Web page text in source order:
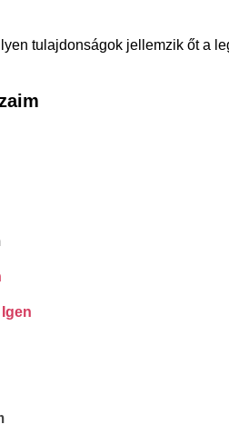
tulajdonságok jellemzik őt a
Igen